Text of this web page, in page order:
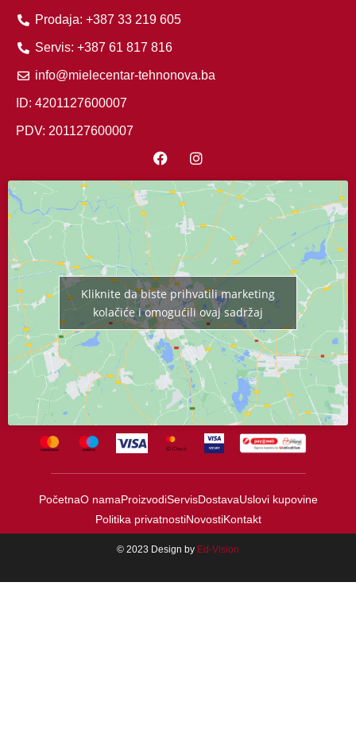
Kliknite da biste prihvatili marketing
kolačiće i omogućili ovaj sadržaj
Prodaja: +387 33 219 605
Servis: +387 61 817 816
info@mielecentar-tehnonova.ba
ID: 4201127600007
PDV: 201127600007
PočetnaO namaProizvodiServisDostavaUslovi kupovine
Politika privatnostiNovostiKontakt
© 2023 Design by Ed-Vision